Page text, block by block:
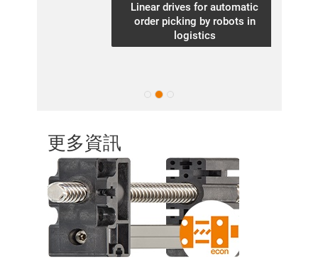
Linear drives for automatic
order picking by robots in
logistics
更多資訊